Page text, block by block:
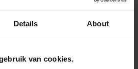
Details About
van cookies.
is.’